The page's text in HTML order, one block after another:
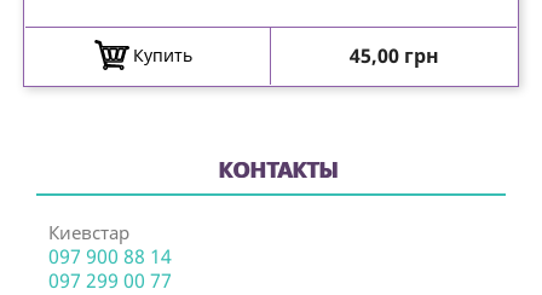
Купить Цена
45,00 грн
КОНТАКТЫ
Киевстар
097 900 88 14
097 299 00 77